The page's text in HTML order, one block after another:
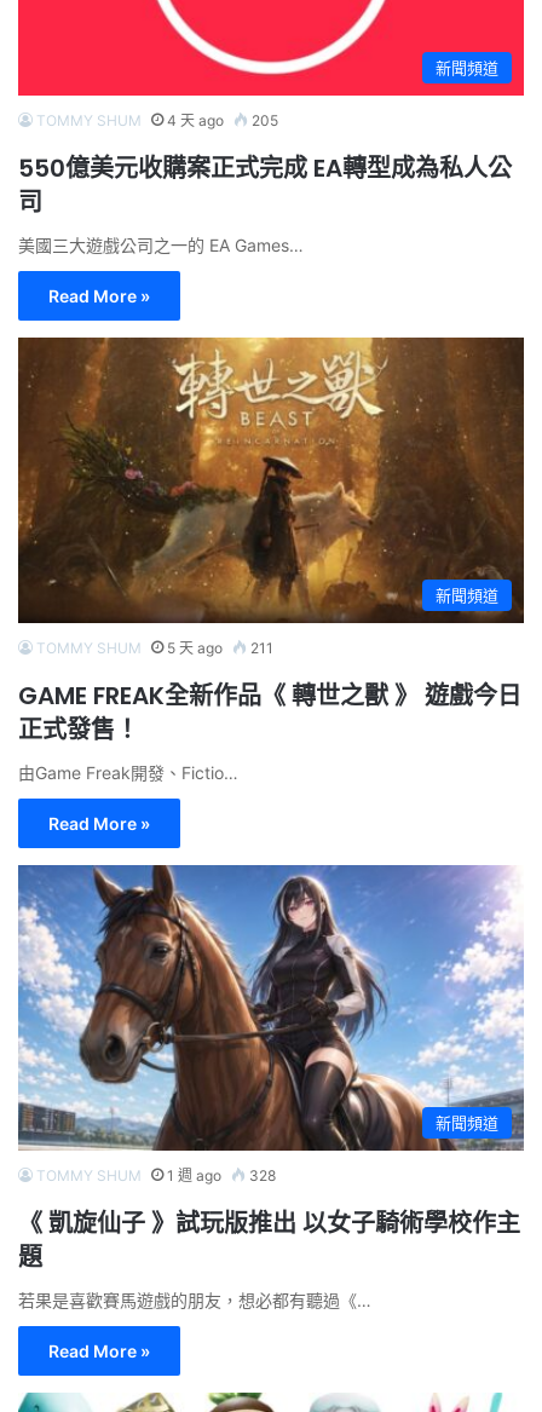
新聞頻道
TOMMY SHUM 4 天 ago 205
550億美元收購案正式完成 EA轉型成為私人公
司
美國三大遊戲公司之一的 EA Games…
Read More »
新聞頻道
TOMMY SHUM 5 天 ago 211
GAME FREAK全新作品《 轉世之獸 》 遊戲今日
正式發售！
由Game Freak開發、Fictio…
Read More »
新聞頻道
TOMMY SHUM 1 週 ago 328
《 凱旋仙子 》試玩版推出 以女子騎術學校作主
題
若果是喜歡賽馬遊戲的朋友，想必都有聽過《…
Read More »